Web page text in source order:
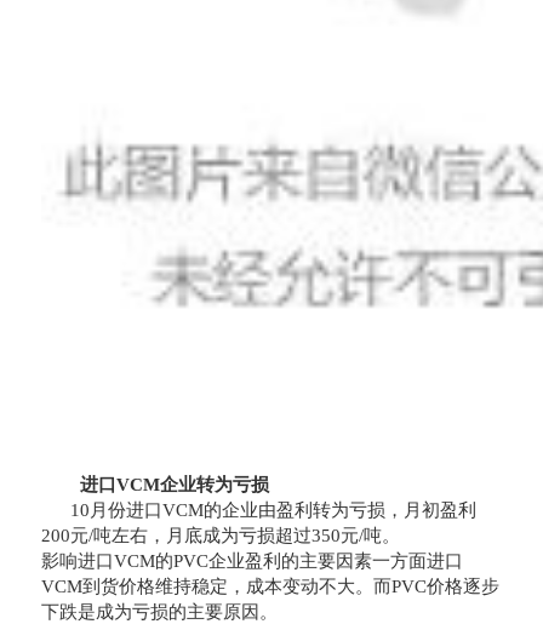
进口VCM企业转为亏损
10月份进口VCM的企业由盈利转为亏损，月初盈利
200元/吨左右，月底成为亏损超过350元/吨。
影响进口VCM的PVC企业盈利的主要因素一方面进口
VCM到货价格维持稳定，成本变动不大。而PVC价格逐步
下跌是成为亏损的主要原因。